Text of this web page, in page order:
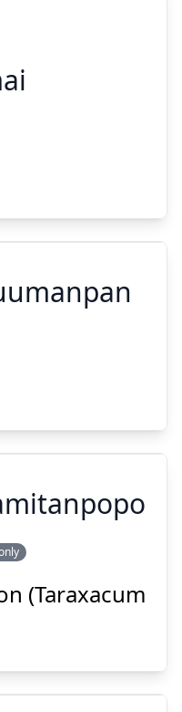
Show answer
Show answer
赤
あか
み
(Taraxacum